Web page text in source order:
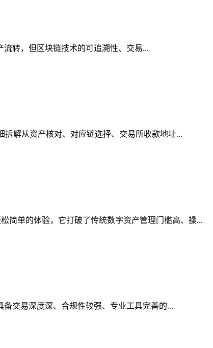
转，但区块链技术的可追溯性、交易...
解从资产核对、对应链选择、交易所收款地址...
简单的体验，它打破了传统数字资产管理门槛高、操...
交易深度深、合规性较强、专业工具完善的...